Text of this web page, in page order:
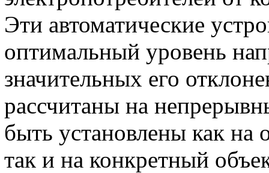
Эти автоматические
оптимальный уровень
значительных его
рассчитаны на
быть установлены как на
так и на конкретный